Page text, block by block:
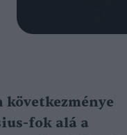
fok alá a